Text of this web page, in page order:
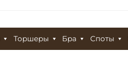
Торшеры Бра Споты